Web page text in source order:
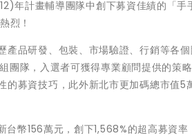
年計畫輔導團隊中創下募資佳績的「手
烈！
品研發、包裝、市場驗證、行銷等各
團隊，入選者可獲得專業顧問提供的策
募資技巧，此外新北市更加碼總市值5
台幣156萬元，創下1,568%的超高募資